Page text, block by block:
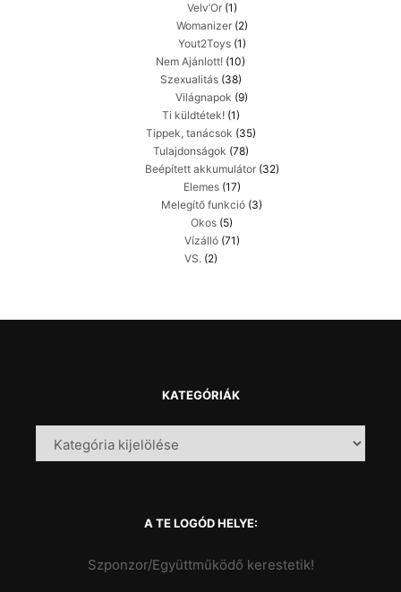
Velv’Or(1)
Womanizer(2)
Yout2Toys(1)
Nem Ajánlott! (10)
Szexualitás(38)
Világnapok (9)
Ti küldtétek!(1)
Tippek, tanácsok (35)
Tulajdonságok (78)
Beépített akkumulátor(32)
Elemes(17)
Melegítő funkció (3)
Okos (5)
Vízálló(71)
VS.(2)
KATEGÓRIÁK
A TE LOGÓD HELYE:
Szponzor/Együttműködő kerestetik!